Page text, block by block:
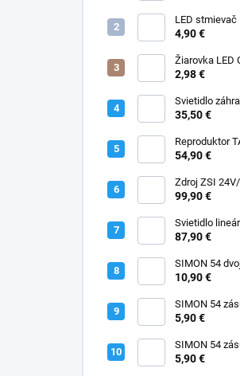
LED stmievač
manuálny
4,90 €
Žiarovka LED
SMD2835,
2,98 €
Svietidlo
GU10, IP44
35,50 €
Reproduktor
30W, IP65
54,90 €
Zdroj ZSI
IP67, Fose,
99,90 €
Svietidlo
LED 40/55/65/
87,90 €
SIMON 54
rámčekov
10,90 €
SIMON 54
uzemnením,
DGZ1Z.01/41
5,90 €
SIMON 54
DGZ1Z.01/11
5,90 €